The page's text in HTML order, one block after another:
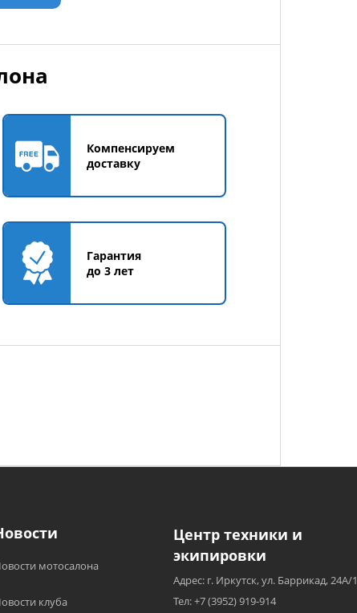
Компенсируем
доставку
Гарантия
до 3 лет
мотосалона
клуба
Центр техники и
экипировки
Адрес: г. Иркутск, ул. Баррикад, 24А/1
Тел: +7 (3952) 919-914